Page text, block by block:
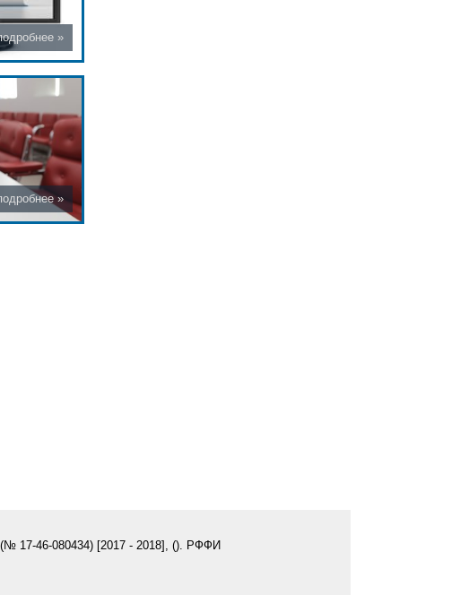
17-46-080434) [2017- 2018], (). РФФИ